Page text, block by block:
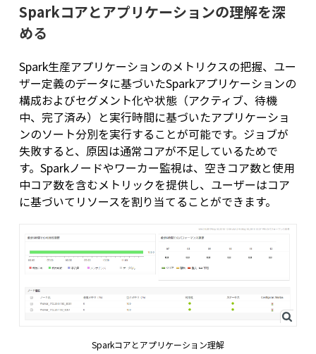
Sparkコアとアプリケーションの理解を深
める
Spark生産アプリケーションのメトリクスの把握、ユー
ザー定義のデータに基づいたSparkアプリケーションの
構成およびセグメント化や状態（アクティブ、待機
中、完了済み）と実行時間に基づいたアプリケーショ
ンのソート分別を実行することが可能です。ジョブが
失敗すると、原因は通常コアが不足しているためで
す。Sparkノードやワーカー監視は、空きコア数と使用
中コア数を含むメトリックを提供し、ユーザーはコア
に基づいてリソースを割り当てることができます。
Sparkコアとアプリケーション理解